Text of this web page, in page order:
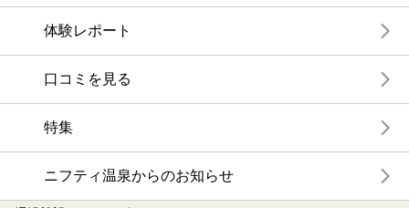
体験レポート
口コミを見る
特集
ニフティ温泉からのお知らせ